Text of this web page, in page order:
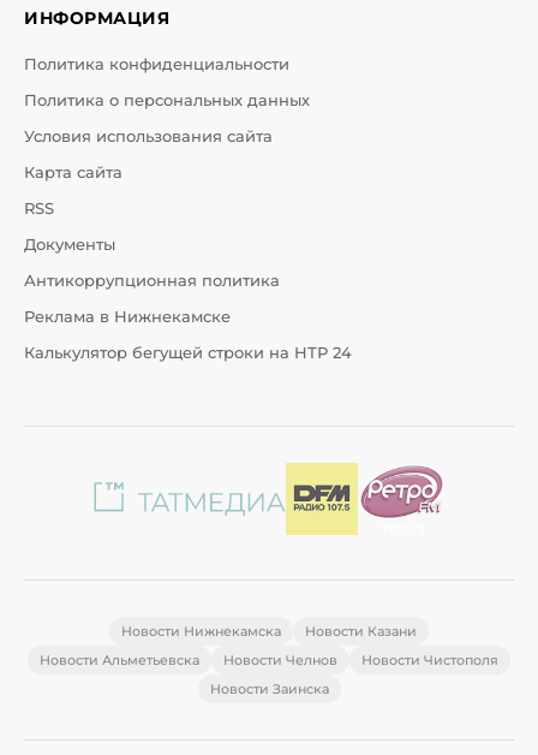
ИНФОРМАЦИЯ
Политика конфиденциальности
Политика о персональных данных
Условия использования сайта
Карта сайта
RSS
Документы
Антикоррупционная политика
Реклама в Нижнекамске
Калькулятор бегущей строки на НТР 24
Новости Нижнекамска
Новости Казани
Новости Альметьевска
Новости Челнов
Новости Чистополя
Новости Заинска